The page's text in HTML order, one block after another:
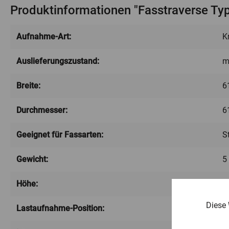
Produktinformationen "Fasstraverse
Aufnahme-Art:
Auslieferungszustand:
Breite:
Durchmesser:
Geeignet für Fassarten:
Gewicht: 5
Höhe:
Lastaufnahme-Position:
Diese